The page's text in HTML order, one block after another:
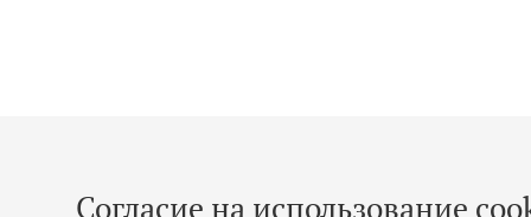
Согласие на использование